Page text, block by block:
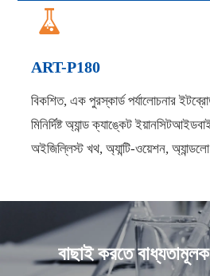

ART-P180
বিকশিত, এক পুরস্কার্ড পর্যালোচনার
মিনির্দিষ্ট অ্যান্ড ক্যাঙ্কেট
অইজিল্লিস্ট খথ, অ্যান্টি-ওয়েশন,
বাছাই করতে বাধ্যতামূলক